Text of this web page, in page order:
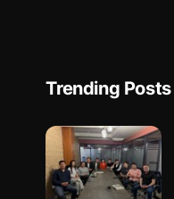
Trending Posts